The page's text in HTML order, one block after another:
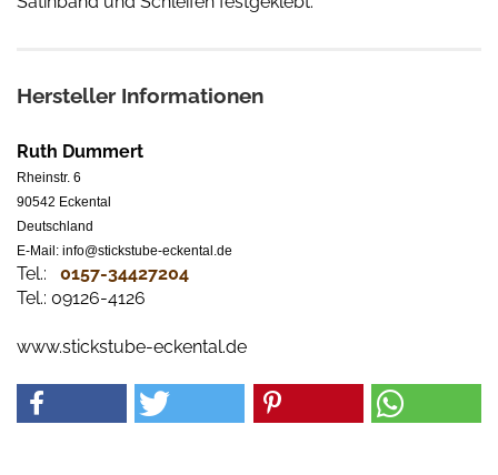
Hersteller Informationen
Ruth Dummert
Rheinstr. 6
90542 Eckental
Deutschland
E-Mail: info@stickstube-eckental.de
Tel.: 0157-34427204​
Tel.: 09126-4126
www.stickstube-eckental.de